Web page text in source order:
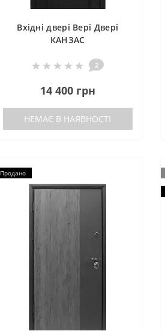
Вхідні двері Вері Двері
КАНЗАС
2
14 400 грн
НЕМАЄ В НАЯВНОСТІ
Продано